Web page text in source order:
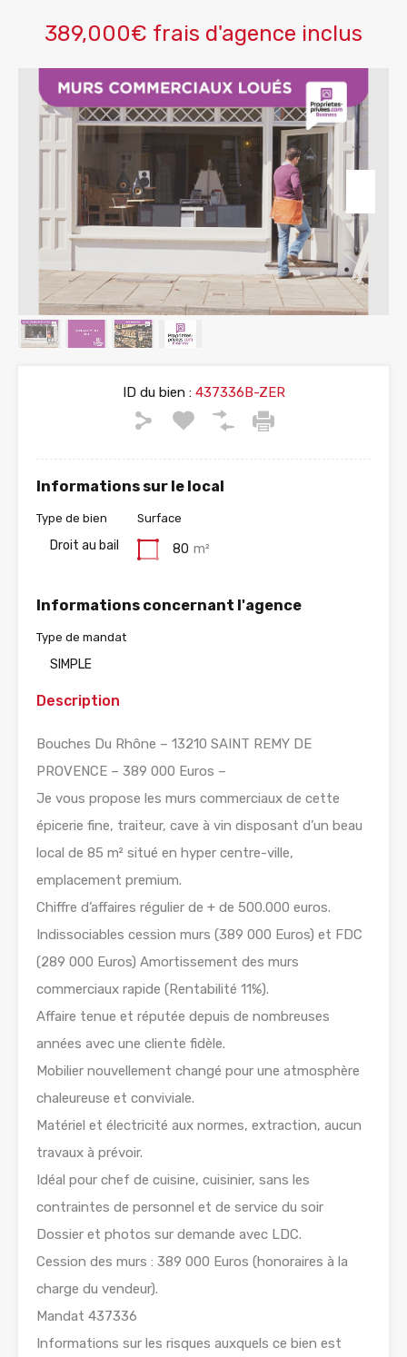
389,000€ frais d'agence inclus
ID du bien :437336B-ZER
Informations sur le local
Type de bien
Droit au bail
Surface
80 m²
Informations concernant l'agence
Type de mandat
SIMPLE
Description
Bouches Du Rhône – 13210 SAINT REMY DE
PROVENCE – 389 000 Euros –
Je vous propose les murs commerciaux de cette
épicerie fine, traiteur, cave à vin disposant d’un beau
local de 85 m² situé en hyper centre-ville,
emplacement premium.
Chiffre d’affaires régulier de + de 500.000 euros.
Indissociables cession murs (389 000 Euros) et FDC
(289 000 Euros) Amortissement des murs
commerciaux rapide (Rentabilité 11%).
Affaire tenue et réputée depuis de nombreuses
années avec une cliente fidèle.
Mobilier nouvellement changé pour une atmosphère
chaleureuse et conviviale.
Matériel et électricité aux normes, extraction, aucun
travaux à prévoir.
Idéal pour chef de cuisine, cuisinier, sans les
contraintes de personnel et de service du soir
Dossier et photos sur demande avec LDC.
Cession des murs : 389 000 Euros (honoraires à la
charge du vendeur).
Mandat 437336
Informations sur les risques auxquels ce bien est